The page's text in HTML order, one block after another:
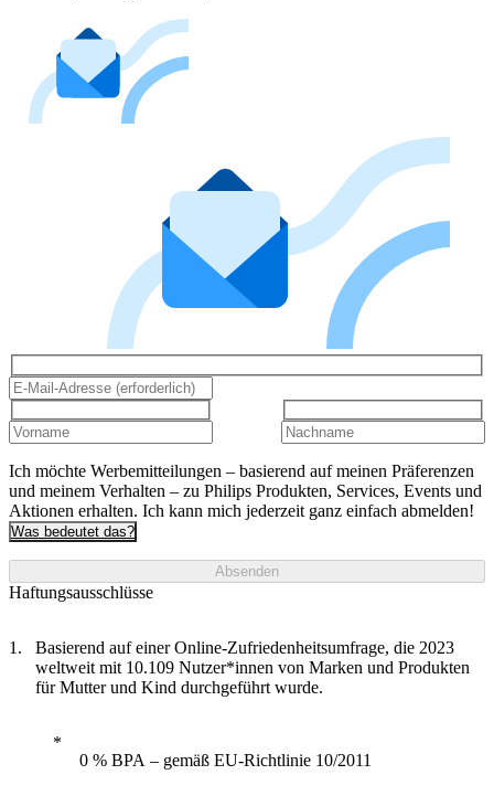
Ich möchte Werbemitteilungen – basierend auf meinen Präferenzen
und meinem Verhalten – zu Philips Produkten, Services, Events und
Aktionen erhalten. Ich kann mich jederzeit ganz einfach abmelden!
Was bedeutet das?
Absenden
Haftungsausschlüsse
Basierend auf einer Online-Zufriedenheitsumfrage, die 2023
weltweit mit 10.109 Nutzer*innen von Marken und Produkten
für Mutter und Kind durchgeführt wurde.
0 % BPA – gemäß EU-Richtlinie 10/2011